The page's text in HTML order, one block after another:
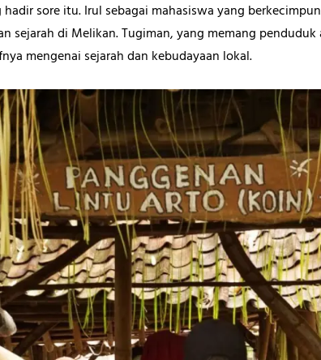
sore itu. Irul sebagai mahasiswa yang
sejarah di Melikan. Tugiman, yang memang
mengenai sejarah dan kebudayaan lokal.